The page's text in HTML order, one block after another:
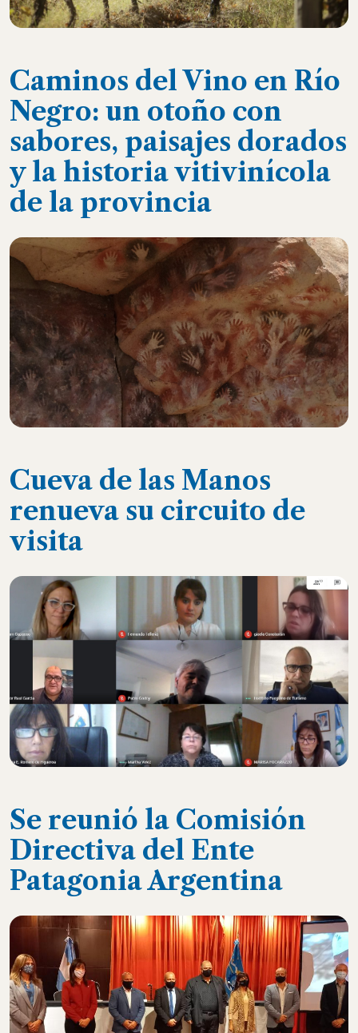
Caminos del Vino en Río
Negro: un otoño con
sabores, paisajes dorados
y la historia vitivinícola
de la provincia
Cueva de las Manos
renueva su circuito de
visita
Se reunió la Comisión
Directiva del Ente
Patagonia Argentina